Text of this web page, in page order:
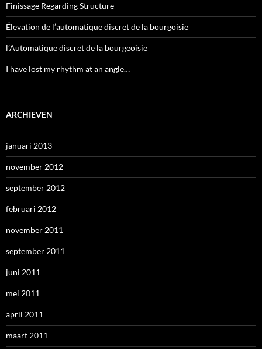
Finissage Regarding Structure
Élevation de l’automatique discret de la bourgoisie
l’Automatique discret de la bourgeoisie
I have lost my rhythm at an angle…
ARCHIEVEN
januari 2013
november 2012
september 2012
februari 2012
november 2011
september 2011
juni 2011
mei 2011
april 2011
maart 2011